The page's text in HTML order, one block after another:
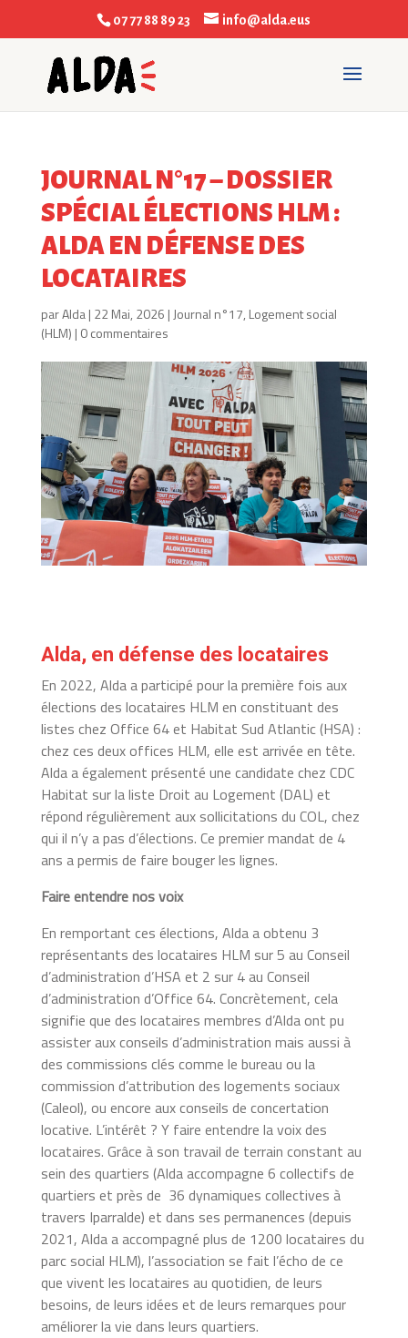
07 77 88 89 23 info@alda.eus
JOURNAL N°17 – DOSSIER
SPÉCIAL ÉLECTIONS HLM :
ALDA EN DÉFENSE DES
LOCATAIRES
parAlda| 22 Mai, 2026 | Journal n°17, Logement social
(HLM) | 0 commentaires
Alda, en défense des locataires
En 2022, Alda a participé pour la première fois aux
élections des locataires HLM en constituant des
listes chez Office 64 et Habitat Sud Atlantic (HSA) :
chez ces deux offices HLM, elle est arrivée en tête.
Alda a également présenté une candidate chez CDC
Habitat sur la liste Droit au Logement (DAL) et
répond régulièrement aux sollicitations du COL, chez
qui il n’y a pas d’élections. Ce premier mandat de 4
ans a permis de faire bouger les lignes.
Faire entendre nos voix
En remportant ces élections, Alda a obtenu 3
représentants des locataires HLM sur 5 au Conseil
d’administration d’HSA et 2 sur 4 au Conseil
d’administration d’Office 64. Concrètement, cela
signifie que des locataires membres d’Alda ont pu
assister aux conseils d’administration mais aussi à
des commissions clés comme le bureau ou la
commission d’attribution des logements sociaux
(Caleol), ou encore aux conseils de concertation
locative. L’intérêt ? Y faire entendre la voix des
locataires. Grâce à son travail de terrain constant au
sein des quartiers (Alda accompagne 6 collectifs de
quartiers et près de 36 dynamiques collectives à
travers Iparralde) et dans ses permanences (depuis
2021, Alda a accompagné plus de 1200 locataires du
parc social HLM), l’association se fait l’écho de ce
que vivent les locataires au quotidien, de leurs
besoins, de leurs idées et de leurs remarques pour
améliorer la vie dans leurs quartiers.